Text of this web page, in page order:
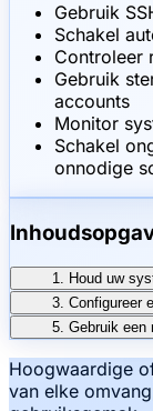
Gebruik
Schakel
Controleer
Gebruik
accounts
Monitor
Schakel
onnodige
1. Houd uw
3. Configureer
5. Gebruik een
Hoogwaardige
van elke